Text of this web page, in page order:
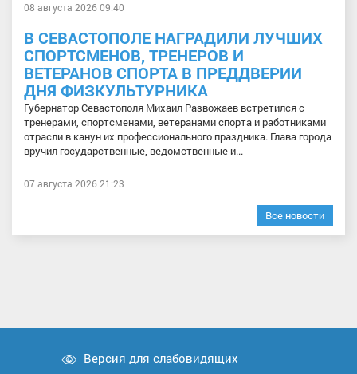
08 августа 2026 09:40
В СЕВАСТОПОЛЕ НАГРАДИЛИ ЛУЧШИХ
СПОРТСМЕНОВ, ТРЕНЕРОВ И
ВЕТЕРАНОВ СПОРТА В ПРЕДДВЕРИИ
ДНЯ ФИЗКУЛЬТУРНИКА
Губернатор Севастополя Михаил Развожаев встретился с
тренерами, спортсменами, ветеранами спорта и работниками
отрасли в канун их профессионального праздника. Глава города
вручил государственные, ведомственные и...
07 августа 2026 21:23
Все новости
Версия для слабовидящих